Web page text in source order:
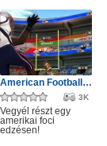
American Football Kick
3K
Vegyél részt egy
amerikai foci
edzésen!